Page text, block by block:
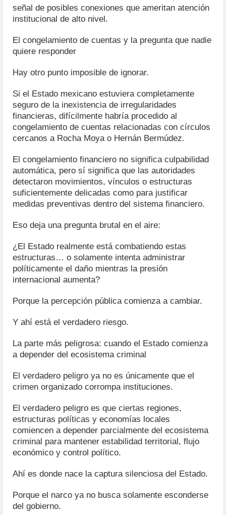
señal de posibles conexiones que ameritan atención
institucional de alto nivel.
El congelamiento de cuentas y la pregunta que nadie
quiere responder
Hay otro punto imposible de ignorar.
Si el Estado mexicano estuviera completamente
seguro de la inexistencia de irregularidades
financieras, difícilmente habría procedido al
congelamiento de cuentas relacionadas con círculos
cercanos a Rocha Moya o Hernán Bermúdez.
El congelamiento financiero no significa culpabilidad
automática, pero sí significa que las autoridades
detectaron movimientos, vínculos o estructuras
suficientemente delicadas como para justificar
medidas preventivas dentro del sistema financiero.
Eso deja una pregunta brutal en el aire:
¿El Estado realmente está combatiendo estas
estructuras… o solamente intenta administrar
políticamente el daño mientras la presión
internacional aumenta?
Porque la percepción pública comienza a cambiar.
Y ahí está el verdadero riesgo.
La parte más peligrosa: cuando el Estado comienza
a depender del ecosistema criminal
El verdadero peligro ya no es únicamente que el
crimen organizado corrompa instituciones.
El verdadero peligro es que ciertas regiones,
estructuras políticas y economías locales
comiencen a depender parcialmente del ecosistema
criminal para mantener estabilidad territorial, flujo
económico y control político.
Ahí es donde nace la captura silenciosa del Estado.
Porque el narco ya no busca solamente esconderse
del gobierno.